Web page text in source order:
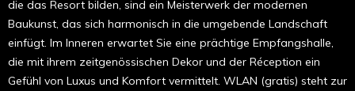
die das Resort bilden, sind ein Meisterwerk der modernen
Baukunst, das sich harmonisch in die umgebende Landschaft
einfügt. Im Inneren erwartet Sie eine prächtige Empfangshalle,
die mit ihrem zeitgenössischen Dekor und der Réception ein
Gefühl von Luxus und Komfort vermittelt. WLAN (gratis) steht zur